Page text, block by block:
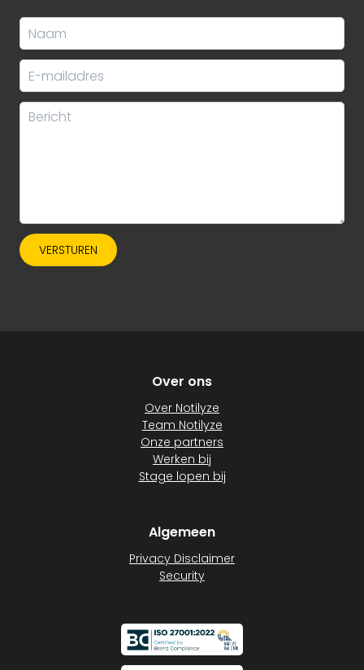
VERSTUREN
Over ons
Over Notilyze
Team Notilyze
Onze partners
Werken bij
Stage lopen bij
Algemeen
Privacy Disclaimer
Security